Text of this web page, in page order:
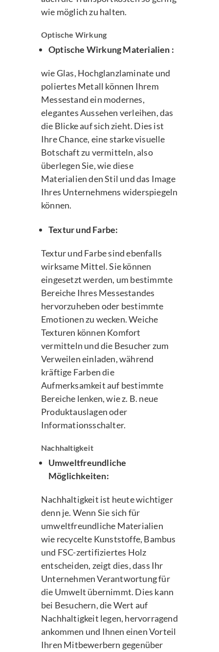
wie möglich zu halten.
Optische Wirkung
Optische Wirkung Materialien :
wie Glas, Hochglanzlaminate und
poliertes Metall können Ihrem
Messestand ein modernes,
elegantes Aussehen verleihen, das
die Blicke auf sich zieht. Dies ist
Ihre Chance, eine starke visuelle
Botschaft zu vermitteln, also
überlegen Sie, wie diese
Materialien den Stil und das Image
Ihres Unternehmens widerspiegeln
können.
Textur und Farbe:
Textur und Farbe sind ebenfalls
wirksame Mittel. Sie können
eingesetzt werden, um bestimmte
Bereiche Ihres Messestandes
hervorzuheben oder bestimmte
Emotionen zu wecken. Weiche
Texturen können Komfort
vermitteln und die Besucher zum
Verweilen einladen, während
kräftige Farben die
Aufmerksamkeit auf bestimmte
Bereiche lenken, wie z. B. neue
Produktauslagen oder
Informationsschalter.
Nachhaltigkeit
Umweltfreundliche
Möglichkeiten:
Nachhaltigkeit ist heute wichtiger
denn je. Wenn Sie sich für
umweltfreundliche Materialien
wie recycelte Kunststoffe, Bambus
und FSC-zertifiziertes Holz
entscheiden, zeigt dies, dass Ihr
Unternehmen Verantwortung für
die Umwelt übernimmt. Dies kann
bei Besuchern, die Wert auf
Nachhaltigkeit legen, hervorragend
ankommen und Ihnen einen Vorteil
Ihren Mitbewerbern gegenüber